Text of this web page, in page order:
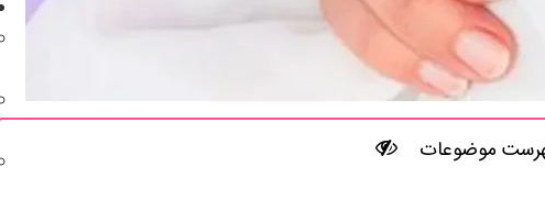
موضوعات